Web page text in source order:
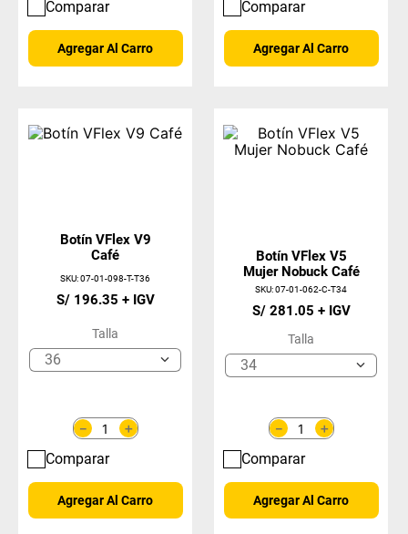
Comparar
Agregar Al Carro
Comparar
Agregar Al Carro
Botín VFlex V9
Café
SKU:07-01-098-T-T36
S/ 196.35
Talla
36
＋
－
Comparar
Agregar Al Carro
Botín VFlex V5
Mujer Nobuck Café
SKU:07-01-062-C-T34
S/ 281 .05
Talla
34
＋
－
Comparar
Agregar Al Carro